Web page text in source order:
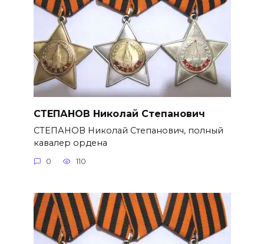
СТЕПАНОВ Николай Степанович
СТЕПАНОВ Николай Степанович, полный
кавалер ордена
0 110